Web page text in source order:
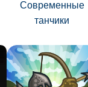
Современные
танчики